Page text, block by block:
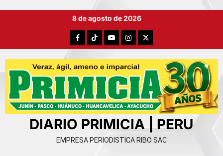
8 de agosto de 2026
FacebookTikTokYouTubeInstagram
X
DIARIO PRIMICIA | PERU
EMPRESA PERIODISTICA RIBO SAC